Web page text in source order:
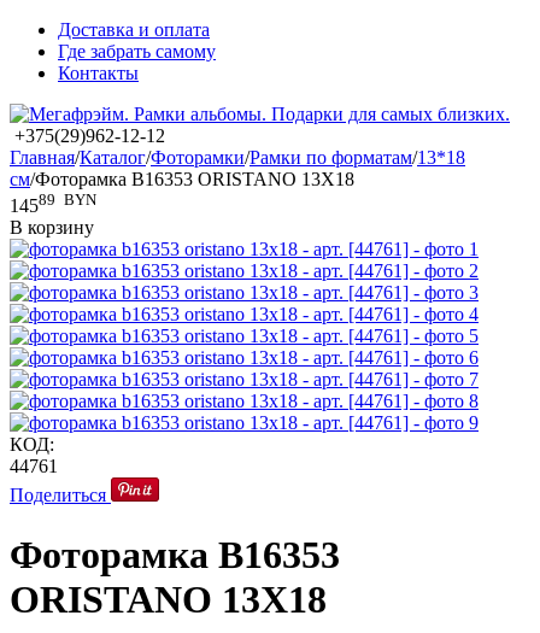
Доставка и оплата
Где забрать самому
Контакты
+375(29)962-12-12
Главная/Каталог/Фоторамки/Рамки по форматам/13*18
см/Фоторамка B16353 ORISTANO 13X18
14589 BYN
В корзину
КОД:
44761
Поделиться
Фоторамка B16353
ORISTANO 13X18